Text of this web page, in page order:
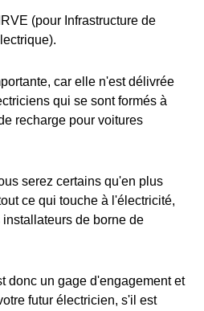
(pour Infrastructure de
car elle n'est délivrée
qui se sont formés à
recharge pour voitures
serez certains qu'en plus
ce qui touche à l'électricité,
de borne de
donc un gage d'engagement et
futur électricien, s'il est